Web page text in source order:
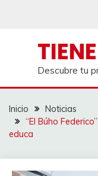
Descubre tu
Inicio
Noticias
“El Búho
educa